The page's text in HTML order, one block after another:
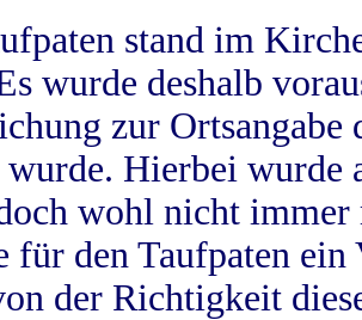
stand im
wurde deshalb
zur
wurde. Hierbei wurde
wohl nicht
für den Taufpaten
der Richtigkeit